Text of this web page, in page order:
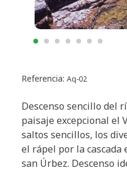
Referencia: Aq-02
Descenso sencillo del
paisaje excepcional el
saltos sencillos, los
el rápel por la
san Úrbez. Descenso